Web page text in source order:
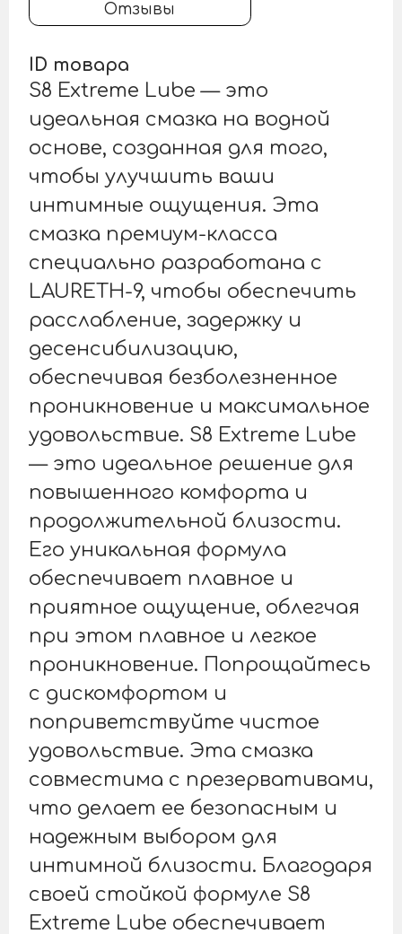
Отзывы
ID товара
S8 Extreme Lube — это
идеальная смазка на водной
основе, созданная для того,
чтобы улучшить ваши
интимные ощущения. Эта
смазка премиум-класса
специально разработана с
LAURETH-9, чтобы обеспечить
расслабление, задержку и
десенсибилизацию,
обеспечивая безболезненное
проникновение и максимальное
удовольствие. S8 Extreme Lube
— это идеальное решение для
повышенного комфорта и
продолжительной близости.
Его уникальная формула
обеспечивает плавное и
приятное ощущение, облегчая
при этом плавное и легкое
проникновение. Попрощайтесь
с дискомфортом и
поприветствуйте чистое
удовольствие. Эта смазка
совместима с презервативами,
что делает ее безопасным и
надежным выбором для
интимной близости. Благодаря
своей стойкой формуле S8
Extreme Lube обеспечивает